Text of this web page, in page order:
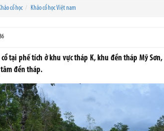
cổ học Khảo cổ học Việt nam
tại phế tích ở khu vực tháp K, khu đền tháp Mỹ
đền tháp.